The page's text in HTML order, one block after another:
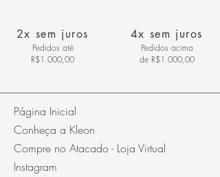
2x sem juros
Pedidos até
R$1.000,00
4x sem juros
Pedidos acima
de R$1.000,00
Página Inicial
Conheça a Kleon
Compre no Atacado - Loja Virtual
Instagram